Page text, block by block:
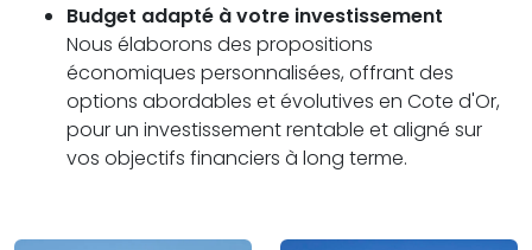
Budget adapté à votre investissement
Nous élaborons des propositions
économiques personnalisées, offrant des
options abordables et évolutives en Cote d'Or,
pour un investissement rentable et aligné sur
vos objectifs financiers à long terme.